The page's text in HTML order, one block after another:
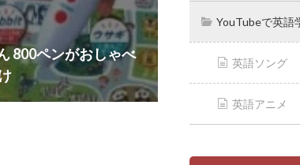
800ペンがおしゃべ
YouTubeで英語
英語ソング
英語アニメ